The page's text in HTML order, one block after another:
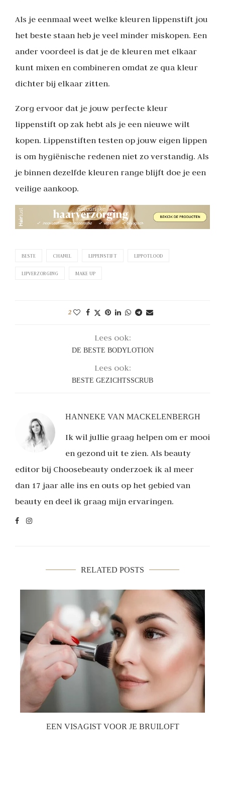
Als je eenmaal weet welke kleuren lippenstift jou
het beste staan heb je veel minder miskopen. Een
ander voordeel is dat je de kleuren met elkaar
kunt mixen en combineren omdat ze qua kleur
dichter bij elkaar zitten.
Zorg ervoor dat je jouw perfecte kleur
lippenstift op zak hebt als je een nieuwe wilt
kopen. Lippenstiften testen op jouw eigen lippen
is om hygiënische redenen niet zo verstandig. Als
je binnen dezelfde kleuren range blijft doe je een
veilige aankoop.
BESTE CHANEL LIPPENSTIFT LIPPOTLOOD
LIPVERZORGING MAKE UP
2
Lees ook:
DE BESTE BODYLOTION
Lees ook:
BESTE GEZICHTSSCRUB
HANNEKE VAN MACKELENBERGH
Ik wil jullie graag helpen om er mooi
en gezond uit te zien. Als beauty
editor bij Choosebeauty onderzoek ik al meer
dan 17 jaar alle ins en outs op het gebied van
beauty en deel ik graag mijn ervaringen.
RELATED POSTS
EEN VISAGIST VOOR JE BRUILOFT